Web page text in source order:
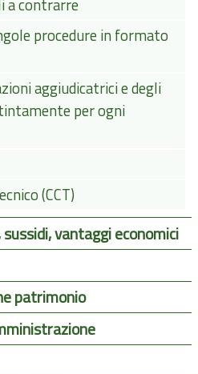
a contrarre
procedure in formato
aggiudicatrici e degli
per ogni
(CCT)
vantaggi economici
patrimonio